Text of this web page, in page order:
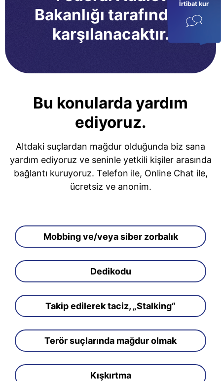
İrtibat kur
Bakanlığı tarafından
karşılanacaktır.
Bu konularda yardım
ediyoruz.
Altdaki suçlardan mağdur olduğunda biz sana
yardım ediyoruz ve seninle yetkili kişiler arasında
bağlantı kuruyoruz. Telefon ile, Online Chat ile,
ücretsiz ve anonim.
Mobbing ve/veya siber zorbalık
Dedikodu
Takip edilerek taciz, „Stalking“
Terör suçlarında mağdur olmak
Kışkırtma